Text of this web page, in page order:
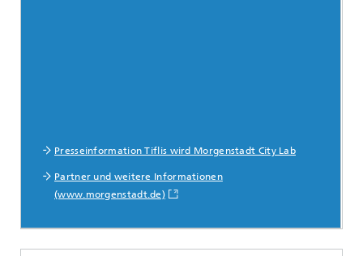
Presseinformation Tiflis wird Morgenstadt City Lab
Partner und weitere Informationen
(www.morgenstadt.de)